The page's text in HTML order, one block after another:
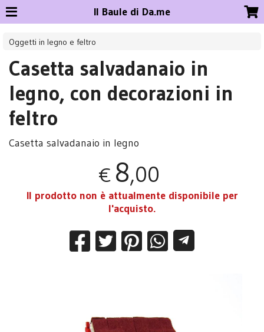
Il Baule di Da.me
Oggetti in legno e feltro
Casetta salvadanaio in
legno, con decorazioni in
feltro
Casetta salvadanaio in legno
€ 8,00
Il prodotto non è attualmente disponibile per
l'acquisto.